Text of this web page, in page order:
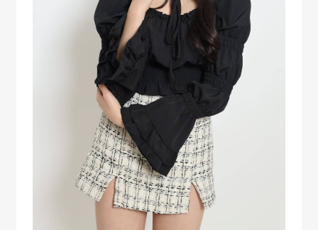
VOICE’S
スクール生からの声
STUDIO
INFORMATION